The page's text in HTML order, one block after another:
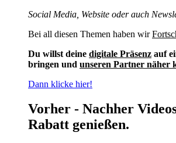
Social Media, Website oder auch
Bei all diesen Themen haben wir
Du willst deine digitale Präsenz auf
bringen und unseren Partner näher
Dann klicke hier!
Vorher - Nachher
Rabatt genießen.